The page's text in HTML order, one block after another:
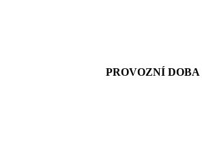
PROVOZNÍ DOBA